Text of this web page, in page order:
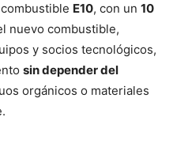
E10, con un 10
nuevo combustible,
y socios tecnológicos,
sin depender del
orgánicos o materiales